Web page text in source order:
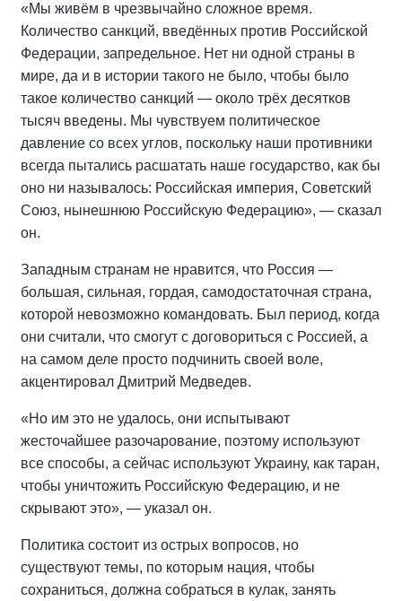
«Мы живём в чрезвычайно сложное время.
Количество санкций, введённых против Российской
Федерации, запредельное. Нет ни одной страны в
мире, да и в истории такого не было, чтобы было
такое количество санкций — около трёх десятков
тысяч введены. Мы чувствуем политическое
давление со всех углов, поскольку наши противники
всегда пытались расшатать наше государство, как бы
оно ни называлось: Российская империя, Советский
Союз, нынешнюю Российскую Федерацию», — сказал
он.
Западным странам не нравится, что Россия —
большая, сильная, гордая, самодостаточная страна,
которой невозможно командовать. Был период, когда
они считали, что смогут с договориться с Россией, а
на самом деле просто подчинить своей воле,
акцентировал Дмитрий Медведев.
«Но им это не удалось, они испытывают
жесточайшее разочарование, поэтому используют
все способы, а сейчас используют Украину, как таран,
чтобы уничтожить Российскую Федерацию, и не
скрывают это», — указал он.
Политика состоит из острых вопросов, но
существуют темы, по которым нация, чтобы
сохраниться, должна собраться в кулак, занять